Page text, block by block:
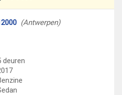
(Antwerpen)
deuren